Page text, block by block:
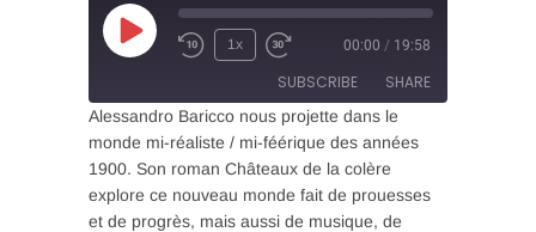
Play
1x 00:00 / 19:58
SUBSCRIBE SHARE
RSS FEED
SHARE
LINK
Alessandro Baricco nous projette dans le
monde mi-réaliste / mi-féérique des années
1900. Son roman Châteaux de la colère
explore ce nouveau monde fait de prouesses
et de progrès, mais aussi de musique, de